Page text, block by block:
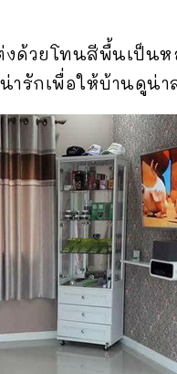
งด้วยโทนสีพื้นเป็น
ารักเพื่อให้บ้านดูน่